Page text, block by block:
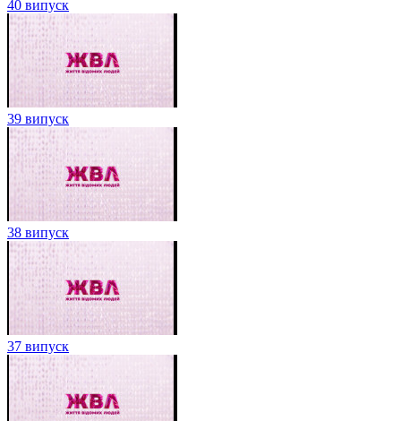
40 випуск
39 випуск
38 випуск
37 випуск